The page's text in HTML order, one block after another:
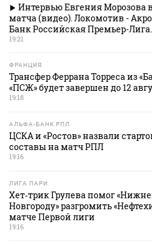
Интервью Евгения Морозова
матча (видео). Локомотив -
Банк Российская Премьер-
19:21
ФРАНЦИЯ
Трансфер Феррана Торреса из
«ПСЖ» будет завершен до 12
19:18
АЛЬФА-БАНК РПЛ
ЦСКА и «Ростов» назвали
составы на матч РПЛ
19:16
ЛИГА ПАРИ
Хет‑трик Грулева помог
Новгороду» разгромить
матче Первой лиги
19:16